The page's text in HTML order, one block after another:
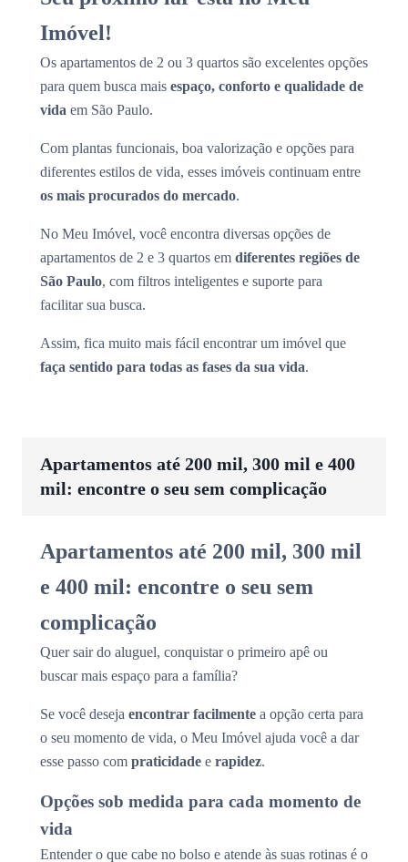
Imóvel!
Os apartamentos de 2 ou 3 quartos são excelentes opções
para quem busca mais espaço, conforto e qualidade de
vida em São Paulo.
Com plantas funcionais, boa valorização e opções para
diferentes estilos de vida, esses imóveis continuam entre
os mais procurados do mercado.
No Meu Imóvel, você encontra diversas opções de
apartamentos de 2 e 3 quartos em diferentes regiões de
São Paulo, com filtros inteligentes e suporte para
facilitar sua busca.
Assim, fica muito mais fácil encontrar um imóvel que
faça sentido para todas as fases da sua vida.
Apartamentos até 200 mil, 300 mil e 400
mil: encontre o seu sem complicação
Apartamentos até 200 mil, 300 mil
e 400 mil: encontre o seu sem
complicação
Quer sair do aluguel, conquistar o primeiro apê ou
buscar mais espaço para a família?
Se você deseja encontrar facilmente a opção certa para
o seu momento de vida, o Meu Imóvel ajuda você a dar
esse passo com praticidade e rapidez.
Opções sob medida para cada momento de
vida
Entender o que cabe no bolso e atende às suas rotinas é o